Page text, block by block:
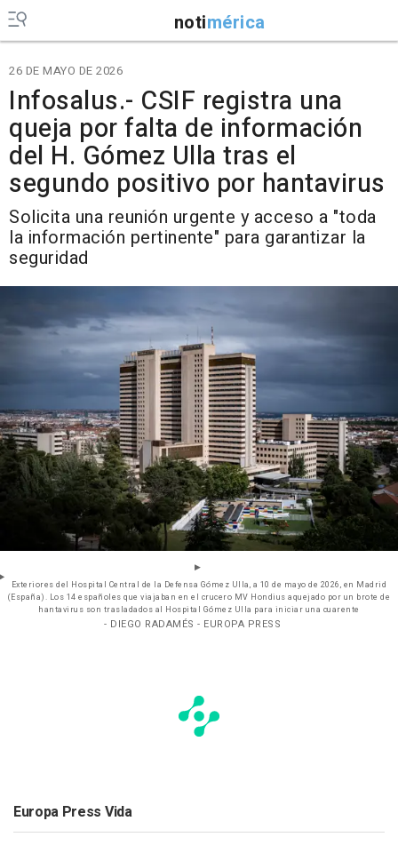
notimérica
26 DE MAYO DE 2026
Infosalus.- CSIF registra una
queja por falta de información
del H. Gómez Ulla tras el
segundo positivo por hantavirus
Solicita una reunión urgente y acceso a "toda
la información pertinente" para garantizar la
seguridad
Exteriores del Hospital Central de la Defensa Gómez Ulla, a 10 de mayo de 2026, en Madrid
(España). Los 14 españoles que viajaban en el crucero MV Hondius aquejado por un brote de
hantavirus son trasladados al Hospital Gómez Ulla para iniciar una cuarente
- DIEGO RADAMÉS - EUROPA PRESS
Europa Press Vida